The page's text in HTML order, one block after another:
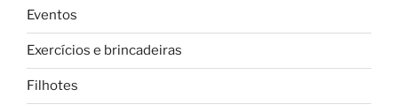
Eventos
Exercícios e brincadeiras
Filhotes